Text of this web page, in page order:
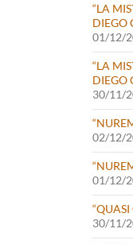
“LA
DIEGO
01/12/
“LA
DIEGO
30/11/
02/12/
01/12/
30/11/